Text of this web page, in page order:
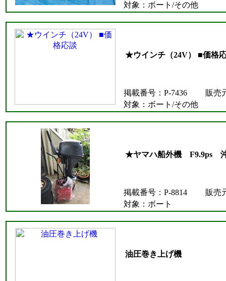
対象：ボート/その他
★ウインチ（24V） ■価格
掲載番号：P-7436
販売
対象：ボート/その他
★ヤマハ船外機 F9.9ps
掲載番号：P-8814
販売
対象：ボート
油圧巻き上げ機